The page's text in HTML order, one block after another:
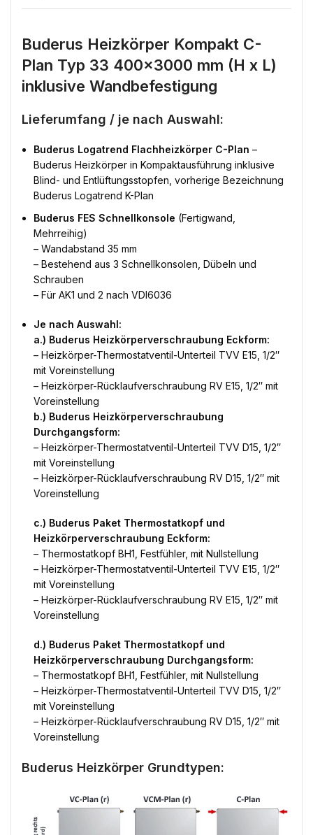
Buderus Heizkörper Kompakt C-
Plan Typ 33 400×3000 mm (H x L)
inklusive Wandbefestigung
Lieferumfang / je nach Auswahl:
Buderus Logatrend Flachheizkörper C-Plan –
Buderus Heizkörper in Kompaktausführung inklusive
Blind- und Entlüftungsstopfen, vorherige Bezeichnung
Buderus Logatrend K-Plan
Buderus FES Schnellkonsole (Fertigwand,
Mehrreihig)
– Wandabstand 35 mm
– Bestehend aus 3 Schnellkonsolen, Dübeln und
Schrauben
– Für AK1 und 2 nach VDI6036
Je nach Auswahl:
a.) Buderus Heizkörperverschraubung Eckform:
– Heizkörper-Thermostatventil-Unterteil TVV E15, 1/2″
mit Voreinstellung
– Heizkörper-Rücklaufverschraubung RV E15, 1/2″ mit
Voreinstellung
b.) Buderus Heizkörperverschraubung
Durchgangsform:
– Heizkörper-Thermostatventil-Unterteil TVV D15, 1/2″
mit Voreinstellung
– Heizkörper-Rücklaufverschraubung RV D15, 1/2″ mit
Voreinstellung
c.) Buderus Paket Thermostatkopf und
Heizkörperverschraubung Eckform:
– Thermostatkopf BH1, Festfühler, mit Nullstellung
– Heizkörper-Thermostatventil-Unterteil TVV E15, 1/2″
mit Voreinstellung
– Heizkörper-Rücklaufverschraubung RV E15, 1/2″ mit
Voreinstellung
d.) Buderus Paket Thermostatkopf und
Heizkörperverschraubung Durchgangsform:
– Thermostatkopf BH1, Festfühler, mit Nullstellung
– Heizkörper-Thermostatventil-Unterteil TVV D15, 1/2″
mit Voreinstellung
– Heizkörper-Rücklaufverschraubung RV D15, 1/2″ mit
Voreinstellung
Buderus Heizkörper Grundtypen: